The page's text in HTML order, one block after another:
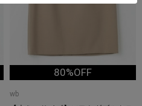
80%OFF
wb